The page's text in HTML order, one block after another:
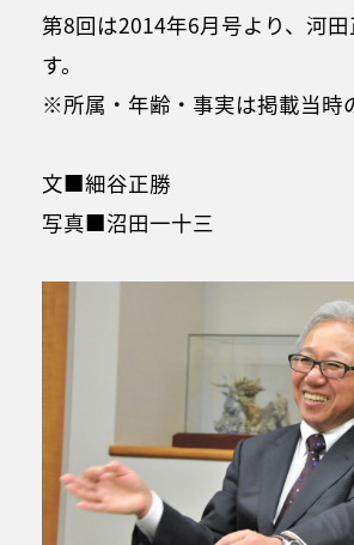
第8回は2014年6月号より、河
す。
※所属・年齢・事実は掲載当時
文■細谷正勝
写真■沼田一十三